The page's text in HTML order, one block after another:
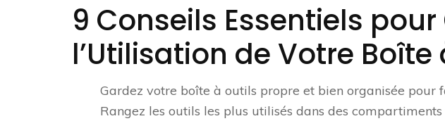
9 Conseils Essentiels
l’Utilisation de Votre Boîte
Gardez votre boîte à outils propre et bien organisée pour
Rangez les outils les plus utilisés dans des